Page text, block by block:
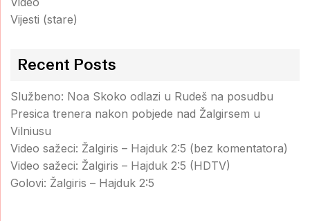
Vijesti (stare)
Recent Posts
Službeno: Noa Skoko odlazi u Rudeš na posudbu
Presica trenera nakon pobjede nad Žalgirsem u
Vilniusu
Video sažeci: Žalgiris – Hajduk 2:5 (bez komentatora)
Video sažeci: Žalgiris – Hajduk 2:5 (HDTV)
Golovi: Žalgiris – Hajduk 2:5